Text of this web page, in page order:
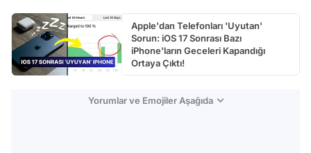
Apple'dan Telefonları 'Uyutan'
Sorun: iOS 17 Sonrası Bazı
iPhone'ların Geceleri Kapandığı
Ortaya Çıktı!
Yorumlar ve Emojiler Aşağıda